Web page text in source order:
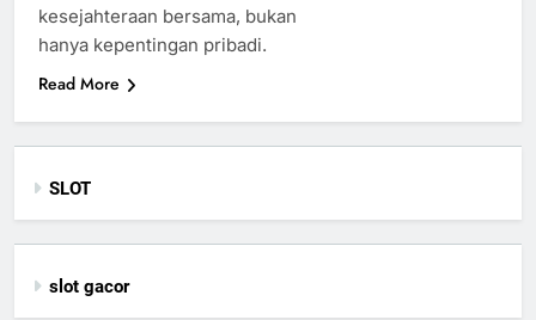
kesejahteraan bersama, bukan
hanya kepentingan pribadi.
Read More
SLOT
slot gacor